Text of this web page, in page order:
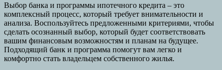
Выбор банка и программы ипотечного кредита – это
комплексный процесс, который требует внимательности и
анализа. Воспользуйтесь предложенными критериями, чтобы
сделать осознанный выбор, который будет соответствовать
вашим финансовым возможностям и планам на будущее.
Подходящий банк и программа помогут вам легко и
комфортно стать владельцем собственного жилья.